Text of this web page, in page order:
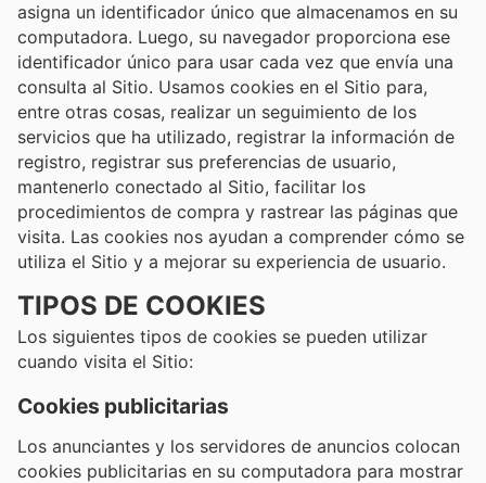
asigna un identificador único que almacenamos en su
computadora. Luego, su navegador proporciona ese
identificador único para usar cada vez que envía una
consulta al Sitio. Usamos cookies en el Sitio para,
entre otras cosas, realizar un seguimiento de los
servicios que ha utilizado, registrar la información de
registro, registrar sus preferencias de usuario,
mantenerlo conectado al Sitio, facilitar los
procedimientos de compra y rastrear las páginas que
visita. Las cookies nos ayudan a comprender cómo se
utiliza el Sitio y a mejorar su experiencia de usuario.
TIPOS DE COOKIES
Los siguientes tipos de cookies se pueden utilizar
cuando visita el Sitio:
Cookies publicitarias
Los anunciantes y los servidores de anuncios colocan
cookies publicitarias en su computadora para mostrar